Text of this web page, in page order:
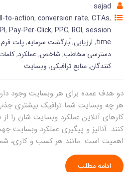
sajad
to-action, conversion rate, CTAs,
, Pay-Per-Click, PPC, ROI, session
time
, ارزیابی,ّبازگشت سرمایه,پلت
دسترسی مخاطب, شاخص, عملکرد,
کنندگان,منابع ترافیکی, وبسایت
دو هدف عمده برای هر وبسایت وجود
هر چه وبسایت شما ترافیک بیشتری
کارهای آنلاین عملکرد وبسایت شان را از
کنند. آنالیز و پیگیری عملکرد وبسایت
اهمیت است. مانند هر کسب و کاری، شما
ادامه مطلب